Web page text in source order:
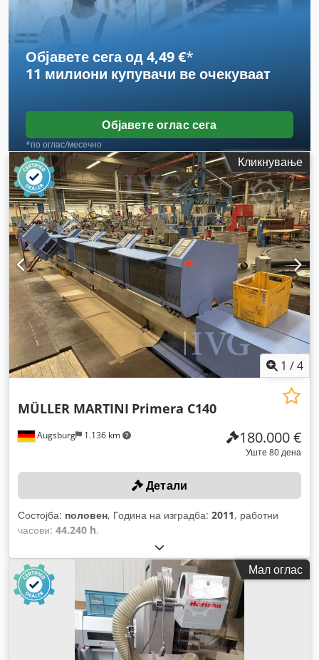
Објавете сега од 4,49 €*
11 милиони купувачи ве очекуваат
Објавете оглас сега
*по оглас/месечно
Кликнување
1 /4
Augsburg 1.136 km
MÜLLER MARTINI Primera C140
180.000 €
Уште 80 дена
Детали
Состојба: половен, Година на изградба: 2011, работни
часови: 44.240 h,
Мал оглас